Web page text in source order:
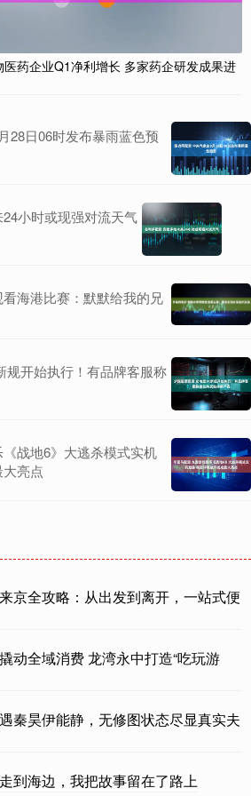
药企业Q1净利增长 多家药企研发成果进
28日06时发布暴雨蓝色预
小时或现强对流天气
海港比赛：默默给我的兄
规开始执行！有品牌客服称
战地6》大逃杀模式实机
亮点
京全攻略：从出发到离开，一站式便
动全域消费 龙湾永中打造“吃玩游
秦昊伊能静，无修图状态尽显真实夫
到海边，我把故事留在了路上